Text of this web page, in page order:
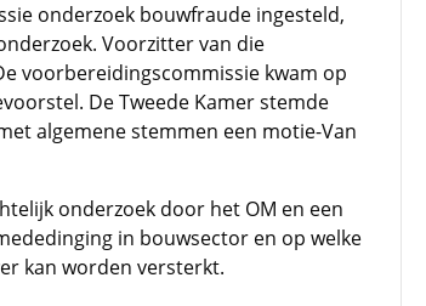
onderzoek bouwfraude ingesteld,
Voorzitter van die
voorbereidingscommissie kwam op
De Tweede Kamer stemde
algemene stemmen een motie-Van
onderzoek door het OM en een
in bouwsector en op welke
kan worden versterkt.